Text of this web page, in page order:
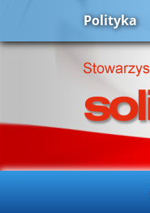
Polityka